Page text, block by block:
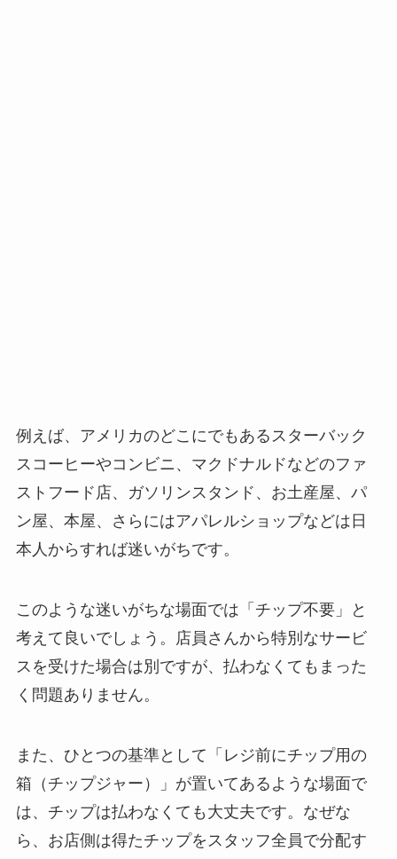
例えば、アメリカのどこにでもあるスターバック
スコーヒーやコンビニ、マクドナルドなどのファ
ストフード店、ガソリンスタンド、お土産屋、パ
ン屋、本屋、さらにはアパレルショップなどは日
本人からすれば迷いがちです。
このような迷いがちな場面では「チップ不要」と
考えて良いでしょう。店員さんから特別なサービ
スを受けた場合は別ですが、払わなくてもまった
く問題ありません。
また、ひとつの基準として「レジ前にチップ用の
箱（チップジャー）」が置いてあるような場面で
は、チップは払わなくても大丈夫です。なぜな
ら、お店側は得たチップをスタッフ全員で分配す